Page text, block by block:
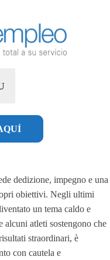
dedizione, impegno e una
obiettivi. Negli ultimi
un tema caldo e
alcuni atleti sostengono che
straordinari, è
con cautela e